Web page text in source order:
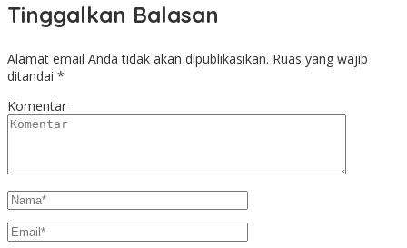
Tinggalkan Balasan
Alamat email Anda tidak akan dipublikasikan. Ruas yang wajib
ditandai *
Komentar